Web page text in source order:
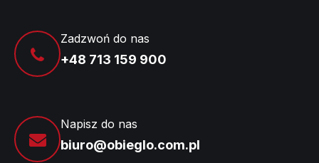
Zadzwoń do nas
+48 713 159 900
Napisz do nas
biuro@obieglo.com.pl